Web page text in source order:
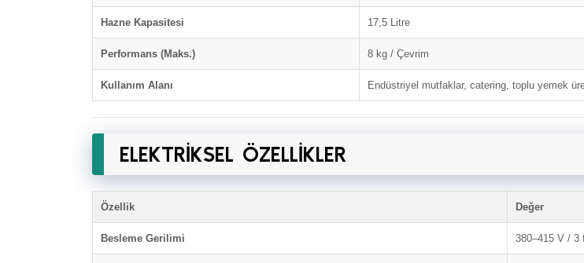
Hazne Kapasitesi 17,5 Litre
Performans (Maks.) 8 kg / Çevrim
Kullanım Alanı Endüstriyel mutfaklar, catering, toplu yemek
ELEKTRİKSEL ÖZELLİKLER
Özellik Değer
Besleme Gerilimi 380–415 V / 3